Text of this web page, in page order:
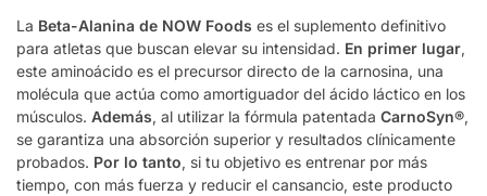
La Beta-Alanina de NOW Foods es el suplemento definitivo
para atletas que buscan elevar su intensidad. En primer lugar,
este aminoácido es el precursor directo de la carnosina, una
molécula que actúa como amortiguador del ácido láctico en los
músculos. Además, al utilizar la fórmula patentada CarnoSyn®,
se garantiza una absorción superior y resultados clínicamente
probados. Por lo tanto, si tu objetivo es entrenar por más
tiempo, con más fuerza y reducir el cansancio, este producto